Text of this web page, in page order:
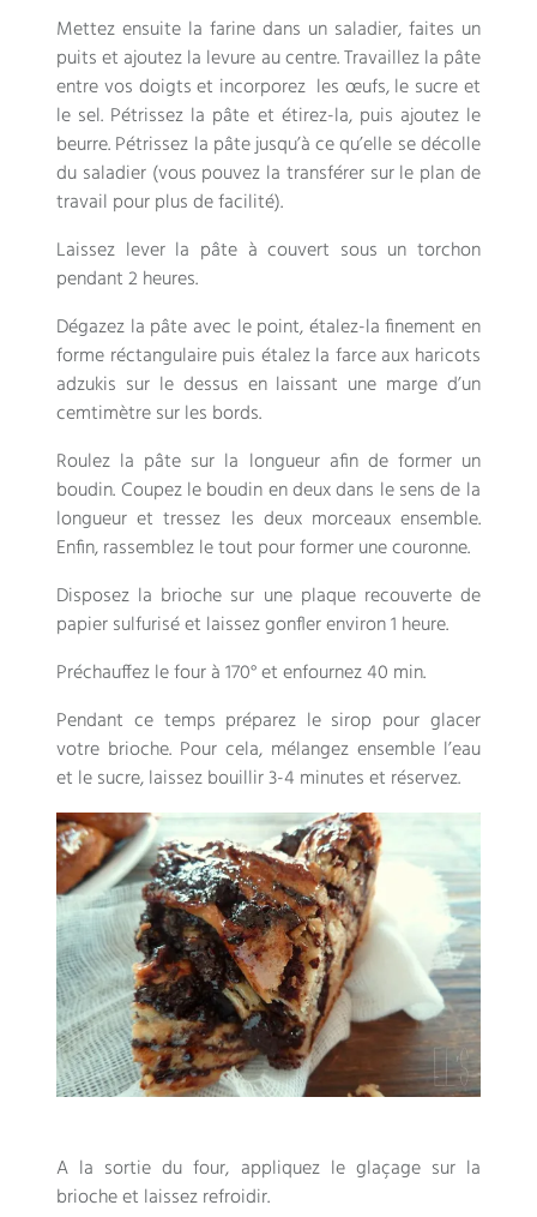
Mettez ensuite la farine dans un saladier, faites un
puits et ajoutez la levure au centre. Travaillez la pâte
entre vos doigts et incorporez les œufs, le sucre et
le sel. Pétrissez la pâte et étirez-la, puis ajoutez le
beurre. Pétrissez la pâte jusqu’à ce qu’elle se décolle
du saladier (vous pouvez la transférer sur le plan de
travail pour plus de facilité).
Laissez lever la pâte à couvert sous un torchon
pendant 2 heures.
Dégazez la pâte avec le point, étalez-la finement en
forme réctangulaire puis étalez la farce aux haricots
adzukis sur le dessus en laissant une marge d’un
cemtimètre sur les bords.
Roulez la pâte sur la longueur afin de former un
boudin. Coupez le boudin en deux dans le sens de la
longueur et tressez les deux morceaux ensemble.
Enfin, rassemblez le tout pour former une couronne.
Disposez la brioche sur une plaque recouverte de
papier sulfurisé et laissez gonfler environ 1 heure.
Préchauffez le four à 170° et enfournez 40 min.
Pendant ce temps préparez le sirop pour glacer
votre brioche. Pour cela, mélangez ensemble l’eau
et le sucre, laissez bouillir 3-4 minutes et réservez.
A la sortie du four, appliquez le glaçage sur la
brioche et laissez refroidir.